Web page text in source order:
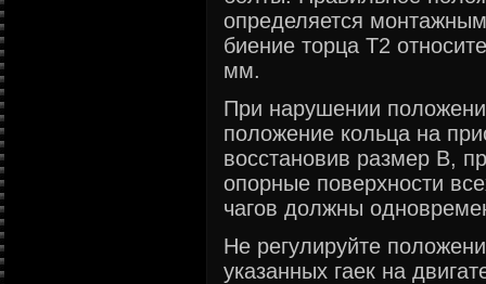
определяется
биение торца Т2
мм.
При нарушении
положение кольца на
восстановив размер В,
опорные поверхности
чагов должны
Не регулируйте
указанных гаек на